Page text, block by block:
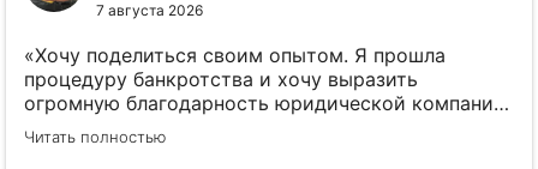
7 августа 2026
«Хочу поделиться своим опытом. Я прошла
процедуру банкротства и хочу выразить
огромную благодарность юридической компании.
Центр финансовых решений. Юрист взял на себя
анализ, подготовку документов и
Читать полностью